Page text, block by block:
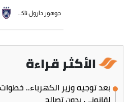
الأكثر قراءة
بعد توجيه وزير الكهرباء..